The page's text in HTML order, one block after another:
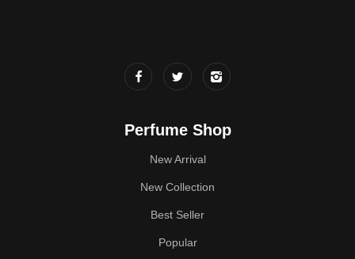
Perfume Shop
New Arrival
New Collection
Best Seller
Popular